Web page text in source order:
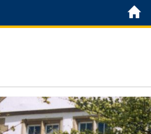
Löchgau
Grußwort Bürgermeister